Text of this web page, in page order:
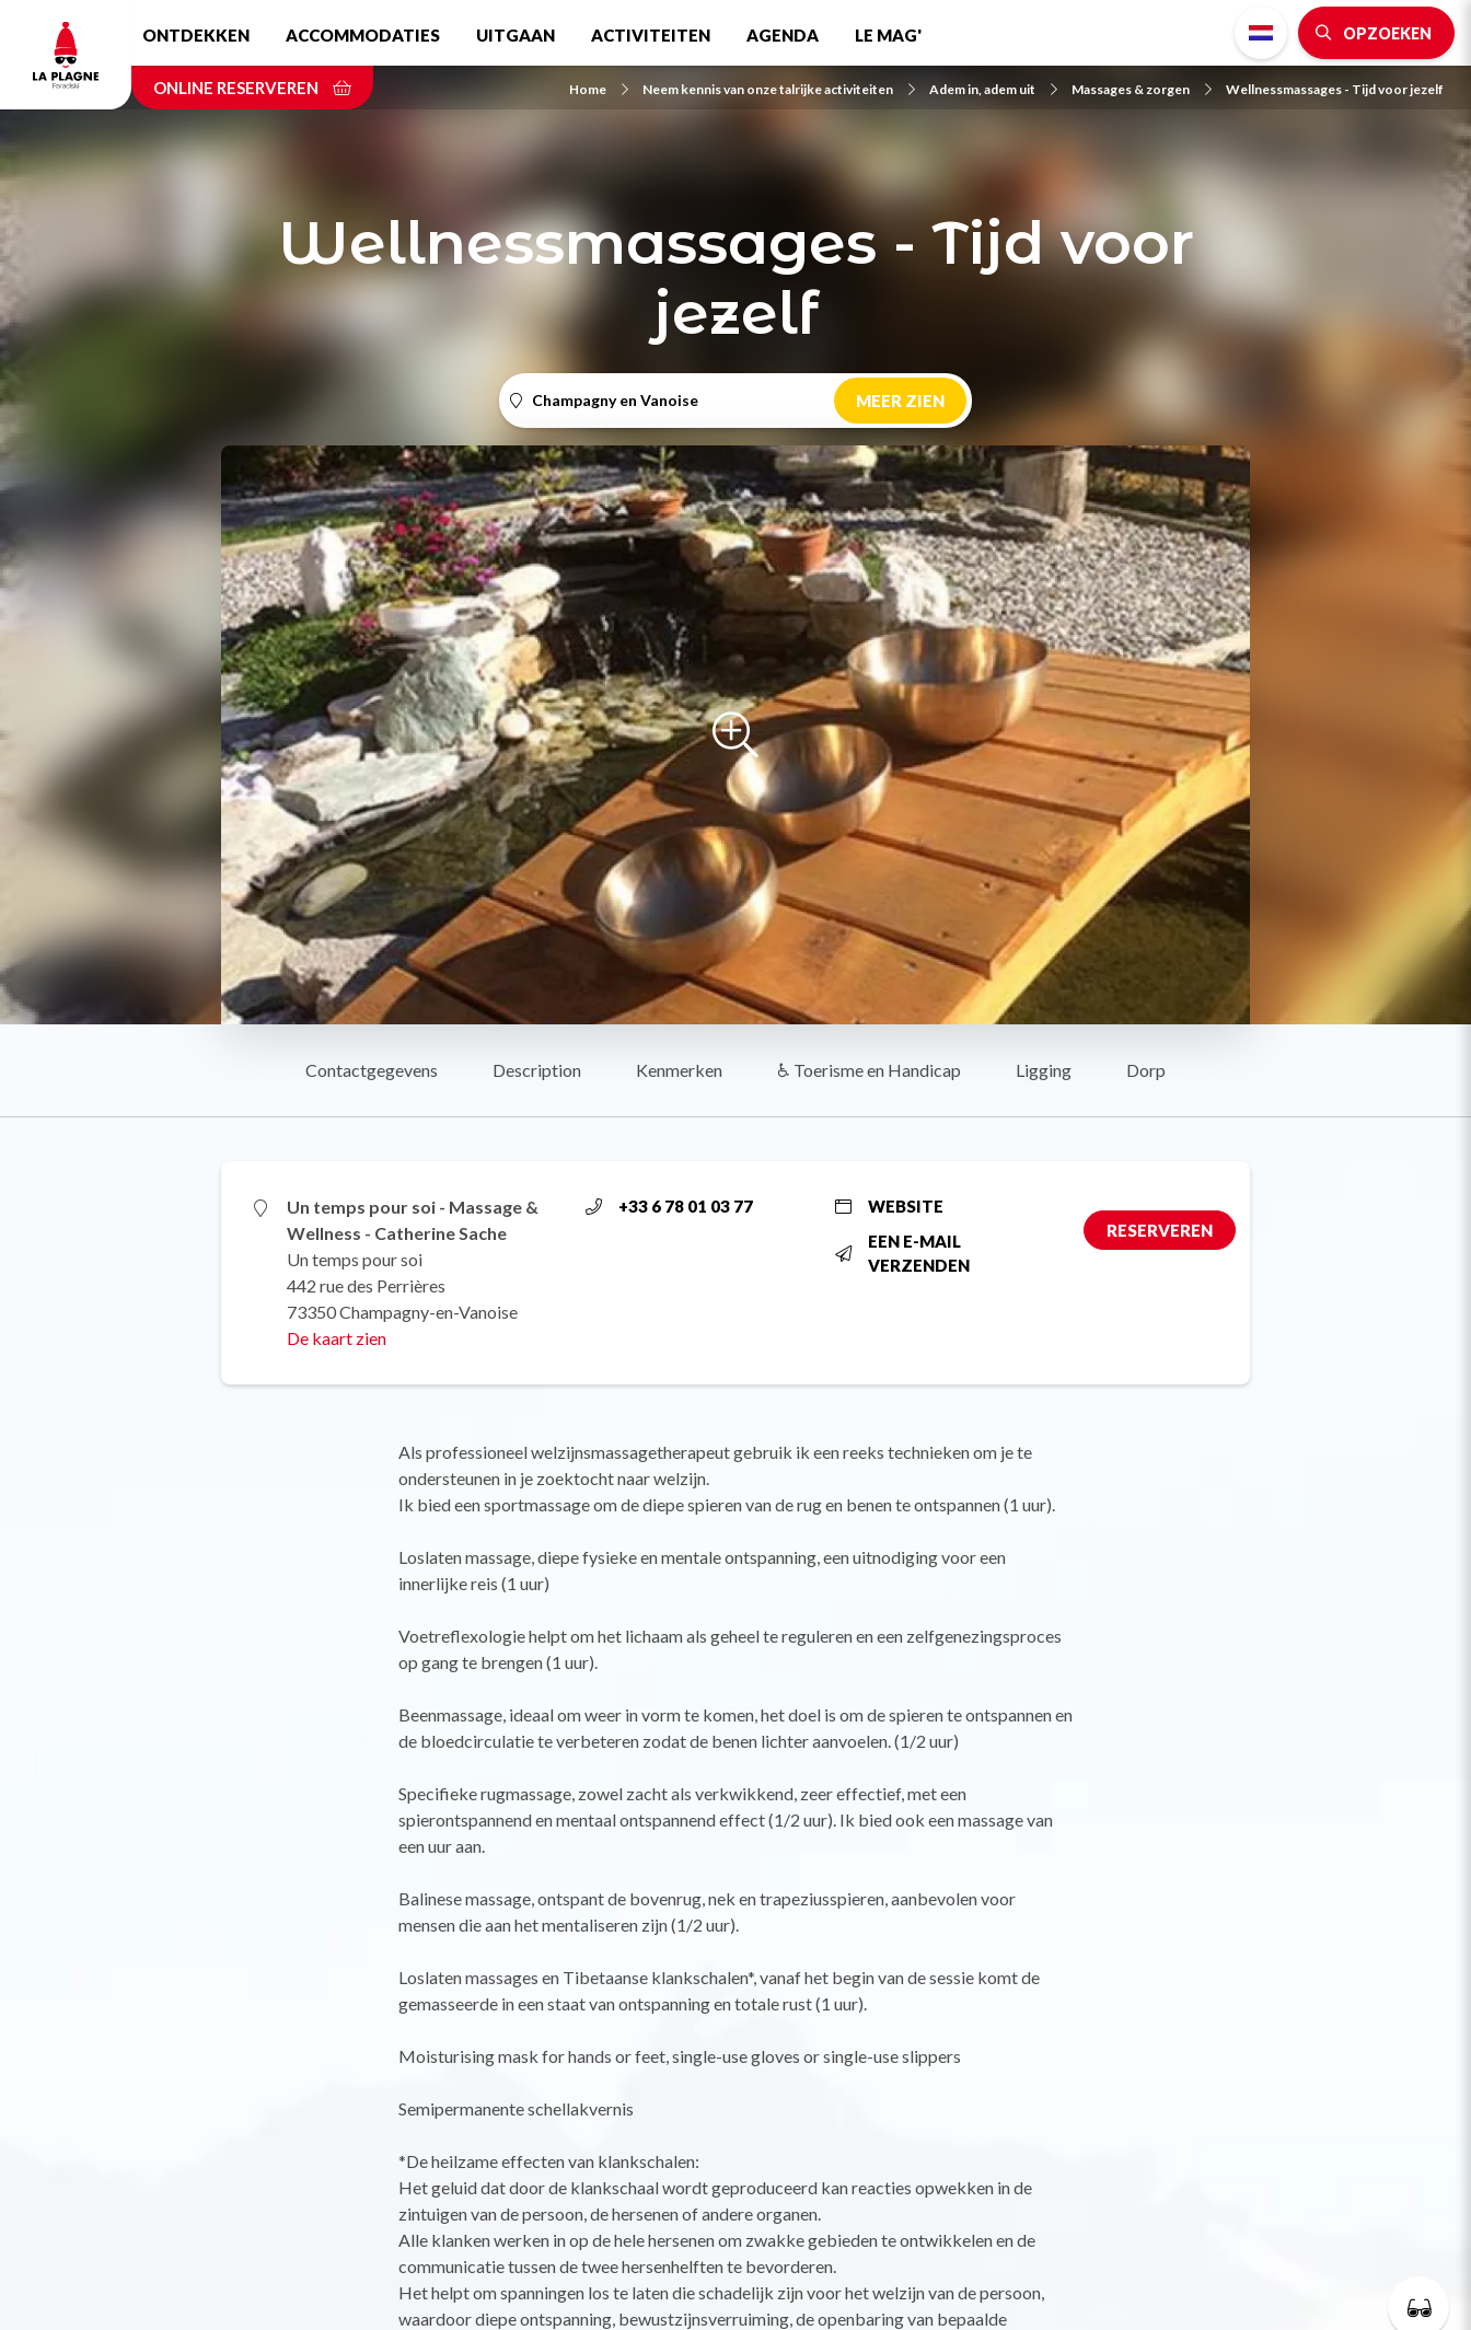
content
ONTDEKKEN ACCOMMODATIES UITGAAN ACTIVITEITEN AGENDA LE MAG' OPZOEKEN
ONLINE RESERVEREN Home Neem kennis van onze talrijke activiteiten Adem in, adem uit Massages & zorgen Wellnessmassages - Tijd voor jezelf
Wellnessmassages - Tijd voor
jezelf
Champagny en Vanoise MEER ZIEN
Contactgegevens Description Kenmerken ♿ Toerisme en Handicap Ligging Dorp
Un temps pour soi - Massage &
Wellness - Catherine Sache
Un temps pour soi
442 rue des Perrières
73350 Champagny-en-Vanoise
De kaart zien
+33 6 78 01 03 77
WEBSITE
EEN E-MAIL
VERZENDEN
RESERVEREN
Als professioneel welzijnsmassagetherapeut gebruik ik een reeks technieken om je te
ondersteunen in je zoektocht naar welzijn.
Ik bied een sportmassage om de diepe spieren van de rug en benen te ontspannen (1 uur).
Loslaten massage, diepe fysieke en mentale ontspanning, een uitnodiging voor een
innerlijke reis (1 uur)
Voetreflexologie helpt om het lichaam als geheel te reguleren en een zelfgenezingsproces
op gang te brengen (1 uur).
Beenmassage, ideaal om weer in vorm te komen, het doel is om de spieren te ontspannen en
de bloedcirculatie te verbeteren zodat de benen lichter aanvoelen. (1/2 uur)
Specifieke rugmassage, zowel zacht als verkwikkend, zeer effectief, met een
spierontspannend en mentaal ontspannend effect (1/2 uur). Ik bied ook een massage van
een uur aan.
Balinese massage, ontspant de bovenrug, nek en trapeziusspieren, aanbevolen voor
mensen die aan het mentaliseren zijn (1/2 uur).
Loslaten massages en Tibetaanse klankschalen*, vanaf het begin van de sessie komt de
gemasseerde in een staat van ontspanning en totale rust (1 uur).
Moisturising mask for hands or feet, single-use gloves or single-use slippers
Semipermanente schellakvernis
*De heilzame effecten van klankschalen:
Het geluid dat door de klankschaal wordt geproduceerd kan reacties opwekken in de
zintuigen van de persoon, de hersenen of andere organen.
Alle klanken werken in op de hele hersenen om zwakke gebieden te ontwikkelen en de
communicatie tussen de twee hersenhelften te bevorderen.
Het helpt om spanningen los te laten die schadelijk zijn voor het welzijn van de persoon,
waardoor diepe ontspanning, bewustzijnsverruiming, de openbaring van bepaalde